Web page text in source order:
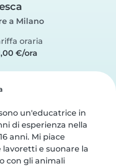
a Milano
oraria
€/ora
un'educatrice in
di esperienza nella
anni. Mi piace
e suonare la
con gli animali